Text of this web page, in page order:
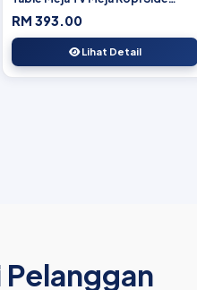
RM 393.00
Lihat Detail
Pelanggan